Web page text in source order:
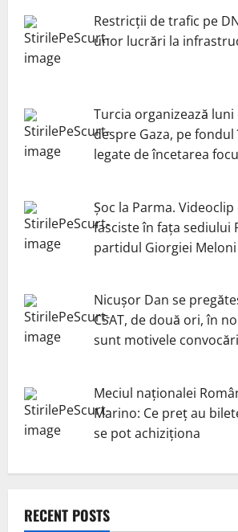
Restricții de trafic pe
unor lucrări la
Turcia organizează
despre Gaza, pe
legate de încetarea
Șoc la Parma.
fasciste în fața sediului
partidul Giorgiei Meloni
Nicuşor Dan se
CSAT, de două ori, în
sunt motivele
Meciul naționalei
Marino: Ce preț au
se pot achiziționa
RECENT POSTS